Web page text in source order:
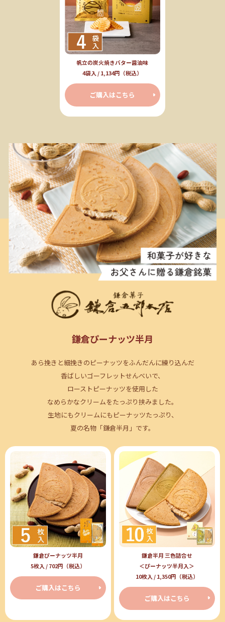
帆立の炭火焼きバター醤油味
4袋入 / 1,134円（税込）
ご購入はこちら
鎌倉ぴーナッツ半月
あら挽きと細挽きのピーナッツをふんだんに練り込んだ
香ばしいゴーフレットせんべいで、
ローストピーナッツを使用した
なめらかなクリームをたっぷり挟みました。
生地にもクリームにもピーナッツたっぷり、
夏の名物「鎌倉半月」です。
鎌倉ぴーナッツ半月
5枚入 / 702円（税込）
ご購入はこちら
鎌倉半月 三色詰合せ
＜ぴーナッツ半月入＞
10枚入 / 1,350円（税込）
ご購入はこちら